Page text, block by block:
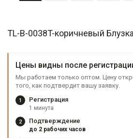
TL-B-0038T-коричневый
Цены видны после
Мы работаем только оптом. Цену
того, как подтвердит вашу заявку.
1 Регистрация
1 минута
2 Подтверждение
до 2 рабочих часов